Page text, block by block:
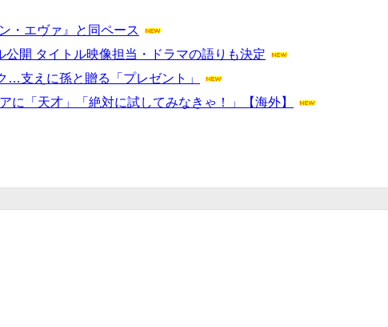
・エヴァ』と同ペース
公開 タイトル映像担当・ドラマの語りも決定
支えに孫と贈る「プレゼント」
「天才」「絶対に試してみなきゃ！」【海外】